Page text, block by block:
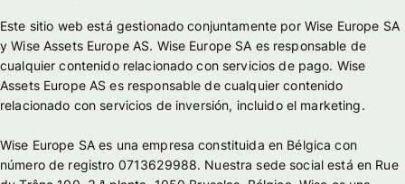
Este sitio web está gestionado conjuntamente por Wise Europe SA
y Wise Assets Europe AS. Wise Europe SA es responsable de
cualquier contenido relacionado con servicios de pago. Wise
Assets Europe AS es responsable de cualquier contenido
relacionado con servicios de inversión, incluido el marketing.
Wise Europe SA es una empresa constituida en Bélgica con
número de registro 0713629988. Nuestra sede social está en Rue